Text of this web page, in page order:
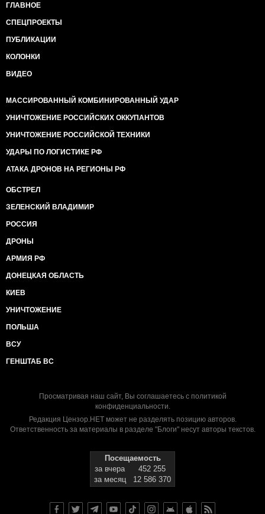
ГЛАВНОЕ
СПЕЦПРОЕКТЫ
ПУБЛИКАЦИИ
КОЛОНКИ
ВИДЕО
МАССИРОВАННЫЙ КОМБИНИРОВАННЫЙ УДАР
УНИЧТОЖЕНИЕ РОССИЙСКИХ ОККУПАНТОВ
УНИЧТОЖЕНИЕ РОССИЙСКОЙ ТЕХНИКИ
УДАРЫ ПО ЛОГИСТИКЕ РФ
АТАКА ДРОНОВ НА РЕГИОНЫ РФ
ОБСТРЕЛ
ЗЕЛЕНСКИЙ ВЛАДИМИР
РОССИЯ
ДРОНЫ
АРМИЯ РФ
ДОНЕЦКАЯ ОБЛАСТЬ
КИЕВ
УНИЧТОЖЕНИЕ
ПОЛЬША
ВСУ
ГЕНШТАБ ВС
Просматривая наш сайт, Вы соглашаетесь с политикой
конфиденциальности.
Редакция Цензор.НЕТ может не разделять позицию авторов.
Ответственность за материалы в разделе "Блоги" несут авторы текстов.
Посещаемость
за вчера
452 255
за месяц
12 586 370